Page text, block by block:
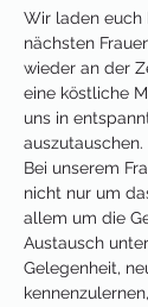
Wir laden euch
nächsten
wieder an der
eine köstliche
uns in
auszutauschen.
Bei unserem
nicht nur um
allem um die
Austausch
Gelegenheit,